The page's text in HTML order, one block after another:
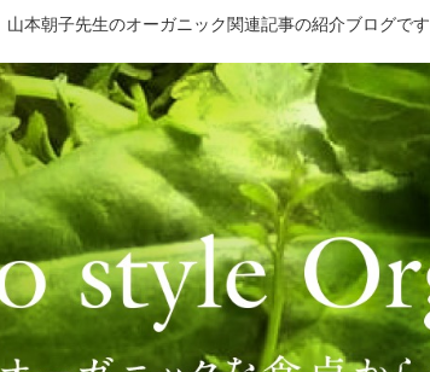
山本朝子先生のオーガニック関連記事の紹介ブログです